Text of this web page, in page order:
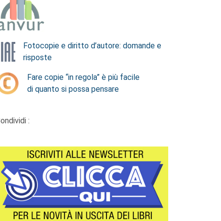
Fotocopie e diritto d’autore: domande e
risposte
Fare copie “in regola” è più facile
di quanto si possa pensare
: